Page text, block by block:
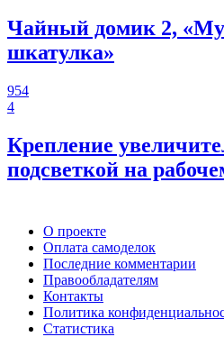
Чайный домик 2,
шкатулка»
954
4
Крепление
подсветкой на
О проекте
Оплата самоделок
Последние комментарии
Правообладателям
Контакты
Политика
Статистика